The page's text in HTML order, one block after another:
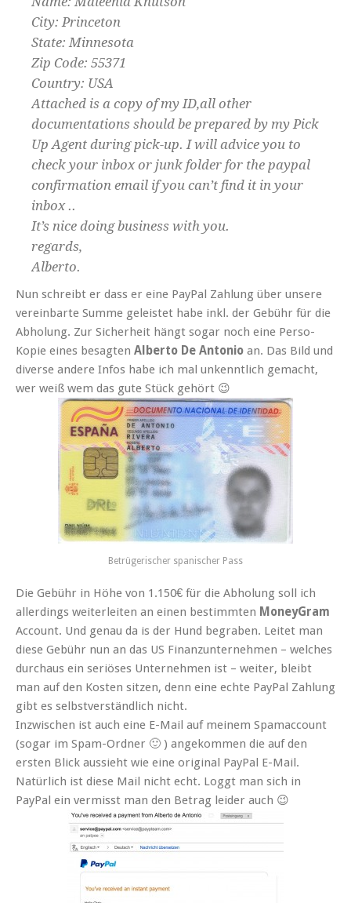
City: Princeton
State: Minnesota
Zip Code: 55371
Country: USA
Attached is a copy of my ID,all other
documentations should be prepared by my Pick
Up Agent during pick-up. I will advice you to
check your inbox or junk folder for the paypal
confirmation email if you can’t find it in your
inbox ..
It’s nice doing business with you.
regards,
Alberto.
Nun schreibt er dass er eine PayPal Zahlung über unsere
vereinbarte Summe geleistet habe inkl. der Gebühr für die
Abholung. Zur Sicherheit hängt sogar noch eine Perso-
Kopie eines besagten Alberto De Antonio an. Das Bild und
diverse andere Infos habe ich mal unkenntlich gemacht,
wer weiß wem das gute Stück gehört 😉
Betrügerischer spanischer Pass
Die Gebühr in Höhe von 1.150€ für die Abholung soll ich
allerdings weiterleiten an einen bestimmten MoneyGram
Account. Und genau da is der Hund begraben. Leitet man
diese Gebühr nun an das US Finanzunternehmen – welches
durchaus ein seriöses Unternehmen ist – weiter, bleibt
man auf den Kosten sitzen, denn eine echte PayPal Zahlung
gibt es selbstverständlich nicht.
Inzwischen ist auch eine E-Mail auf meinem Spamaccount
(sogar im Spam-Ordner 🙂 ) angekommen die auf den
ersten Blick aussieht wie eine original PayPal E-Mail.
Natürlich ist diese Mail nicht echt. Loggt man sich in
PayPal ein vermisst man den Betrag leider auch 😉